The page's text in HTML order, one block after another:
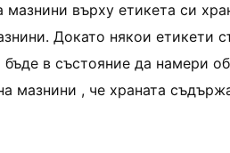
мазнини върху етикета си
Докато някои етикети
в състояние да намери
мазнини , че храната